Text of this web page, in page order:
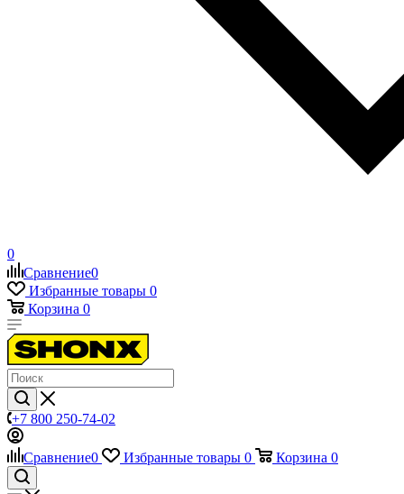
0
Сравнение0
Избранные товары 0
Корзина 0
+7 800 250-74-02
Сравнение0 Избранные товары 0 Корзина 0